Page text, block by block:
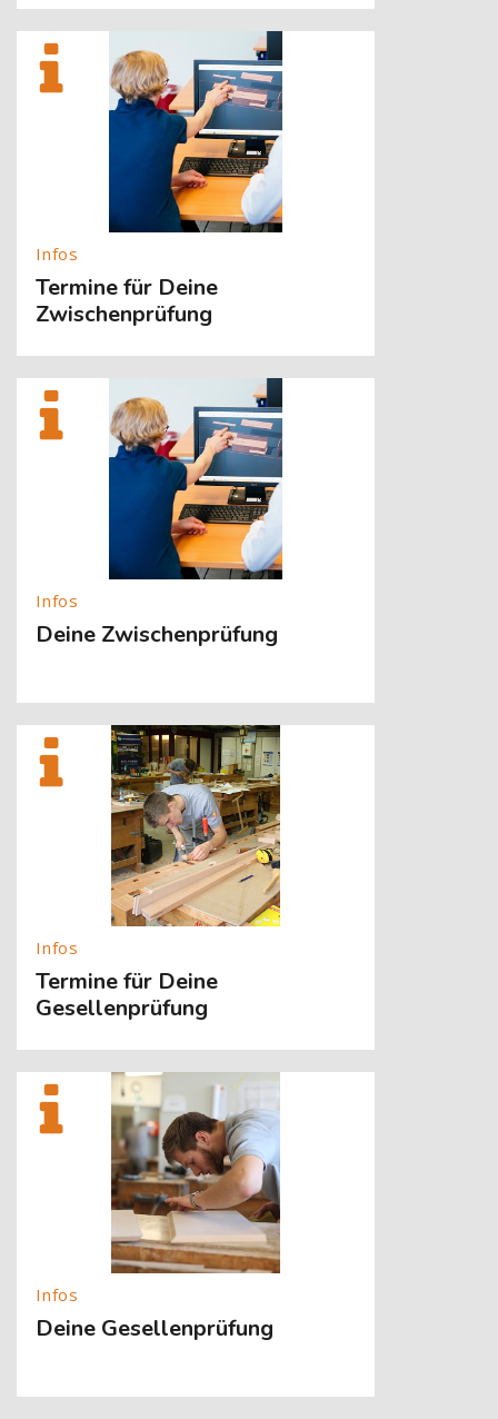
[Cocoon] About (Text with Image) überspringen
Termine für Deine
Zwischenprüfung
[Cocoon] About (Text with Image) überspringen
Deine Zwischenprüfung
[Cocoon] About (Text with Image) überspringen
Termine für Deine
Gesellenprüfung
[Cocoon] About (Text with Image) überspringen
Deine Gesellenprüfung